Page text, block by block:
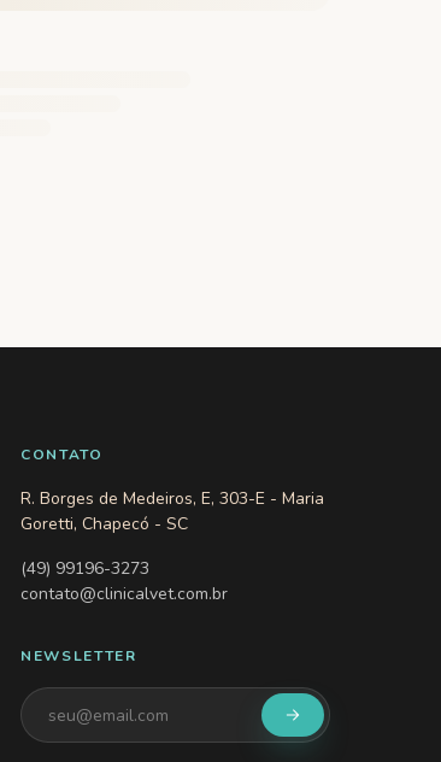
CONTATO
R. Borges de Medeiros, E, 303-E - Maria
Goretti, Chapecó - SC
(49) 99196-3273
contato@clinicalvet.com.br
NEWSLETTER